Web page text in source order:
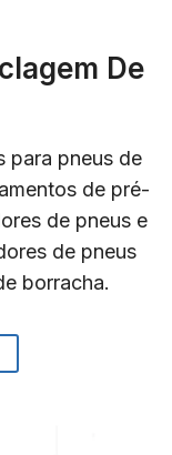
De
para pneus de
de pré-
de pneus e
de pneus
borracha.